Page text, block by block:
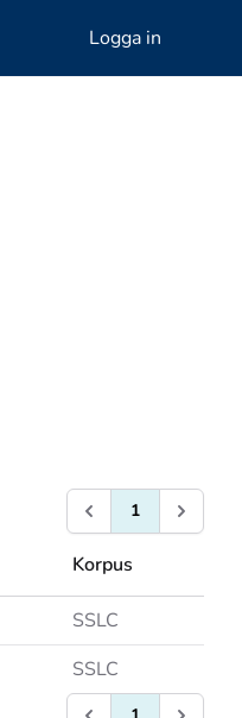
Logga in
1
Korpus
SSLC
SSLC